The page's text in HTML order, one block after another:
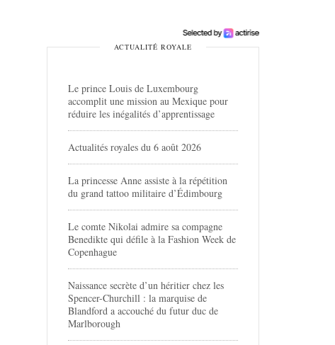
ACTUALITÉ ROYALE
Le prince Louis de Luxembourg
accomplit une mission au Mexique pour
réduire les inégalités d’apprentissage
Actualités royales du 6 août 2026
La princesse Anne assiste à la répétition
du grand tattoo militaire d’Édimbourg
Le comte Nikolai admire sa compagne
Benedikte qui défile à la Fashion Week de
Copenhague
Naissance secrète d’un héritier chez les
Spencer-Churchill : la marquise de
Blandford a accouché du futur duc de
Marlborough